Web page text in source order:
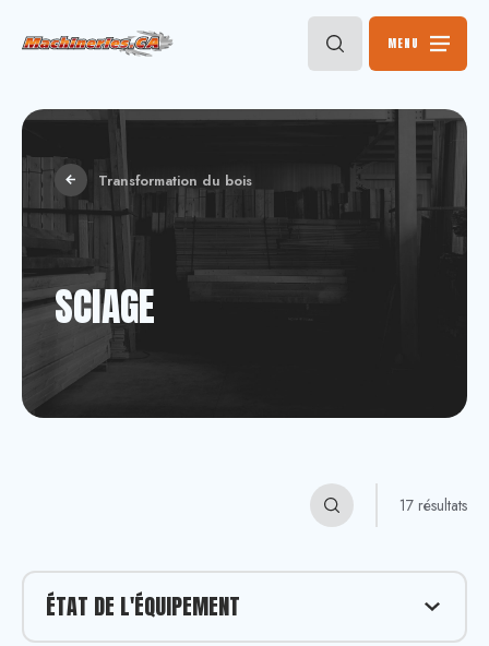
MENU
Transformation du bois
SCIAGE
17 résultats
ÉTAT DE L'ÉQUIPEMENT